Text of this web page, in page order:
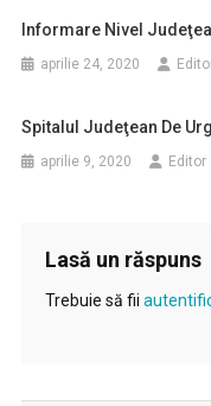
Informare Nivel
aprilie 24, 2020
Spitalul Judeţean De
aprilie 9, 2020 Editor
Lasă un răspuns
Trebuie să fii